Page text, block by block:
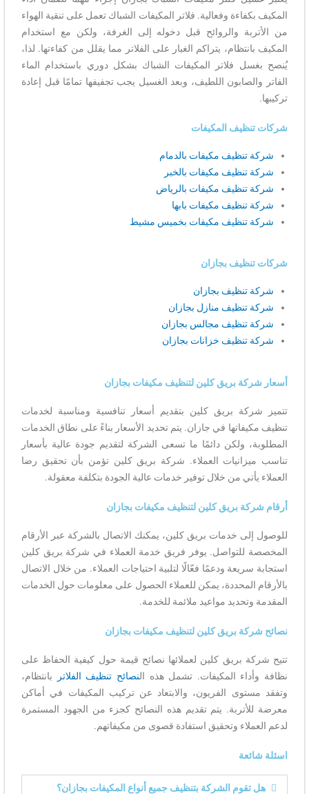
المكيف بكفاءة وفعالية. فلاتر المكيفات الشباك تعمل على تنقية الهواء
من الأتربة والروائح قبل دخوله إلى الغرفة، ولكن مع استخدام
المكيف بانتظام، يتراكم الغبار على الفلاتر مما يقلل من كفاءتها. لذا،
يُنصح بغسل فلاتر المكيفات الشباك بشكل دوري باستخدام الماء
الفاتر والصابون اللطيف، وبعد الغسيل يجب تجفيفها تمامًا قبل إعادة
تركيبها.
شركات تنظيف المكيفات
شركة تنظيف مكيفات بالدمام
شركة تنظيف مكيفات بالخبر
شركة تنظيف مكيفات بالرياض
شركة تنظيف مكيفات بابها
شركة تنظيف مكيفات بخميس مشيط
شركات تنظيف بجازان
شركة تنظيف بجازان
شركة تنظيف منازل بجازان
شركة تنظيف مجالس بجازان
شركة تنظيف خزانات بجازان
أسعار شركة بريق كلين لتنظيف مكيفات بجازان
تتميز شركة بريق كلين بتقديم أسعار تنافسية ومناسبة لخدمات
تنظيف مكيفاتها في جازان. يتم تحديد الأسعار بناءً على نطاق الخدمات
المطلوبة، ولكن دائمًا ما تسعى الشركة لتقديم جودة عالية بأسعار
تناسب ميزانيات العملاء. شركة بريق كلين تؤمن بأن تحقيق رضا
العملاء يأتي من خلال توفير خدمات عالية الجودة بتكلفة معقولة.
أرقام شركة بريق كلين لتنظيف مكيفات بجازان
للوصول إلى خدمات بريق كلين، يمكنك الاتصال بالشركة عبر الأرقام
المخصصة للتواصل. يوفر فريق خدمة العملاء في شركة بريق كلين
استجابة سريعة ودعمًا فعّالًا لتلبية احتياجات العملاء. من خلال الاتصال
بالأرقام المحددة، يمكن للعملاء الحصول على معلومات حول الخدمات
المقدمة وتحديد مواعيد ملائمة للخدمة.
نصائح شركة بريق كلين لتنظيف مكيفات بجازان
تتيح شركة بريق كلين لعملائها نصائح قيمة حول كيفية الحفاظ على
نظافة وأداء المكيفات. تشمل هذه النصائح تنظيف الفلاتر
بانتظام،
وتفقد مستوى الفريون، والابتعاد عن تركيب المكيفات في أماكن
معرضة للأتربة. يتم تقديم هذه النصائح كجزء من الجهود المستمرة
لدعم العملاء وتحقيق استفادة قصوى من مكيفاتهم.
اسئلة شائعة
هل تقوم الشركة بتنظيف جميع أنواع المكيفات بجازان؟